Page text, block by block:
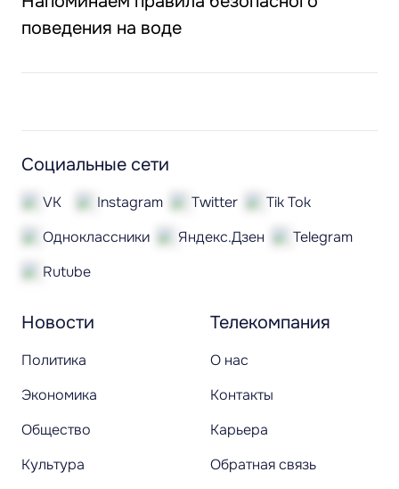
поведения на воде
Новости
Политика
Экономика
Общество
Культура
Телекомпания
О нас
Контакты
Карьера
Обратная связь
Социальные сети
VK Instagram Twitter
Tik Tok
Одноклассники
Яндекс.Дзен
Telegram
Rutube